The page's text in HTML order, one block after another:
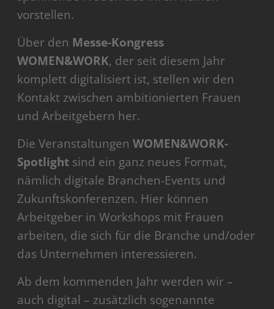
vorstellen.
Über den Messe-Kongress
WOMEN&WORK, der seit diesem Jahr
komplett digitalisiert ist, stellen wir den
Kontakt zwischen ambitionierten Frauen
und Arbeitgebern her.
Die VeranstaltungenWOMEN&WORK-
Spotlight sind ein ganz neues Format,
nämlich digitale Branchen-Events und
Zukunftskonferenzen. Hier können
Arbeitgeber in Workshops mit Frauen
arbeiten, die sich für die Branche und/oder
das Unternehmen interessieren.
Ab dem kommenden Jahr werden wir –
auch digital – zusätzlich sogenannte